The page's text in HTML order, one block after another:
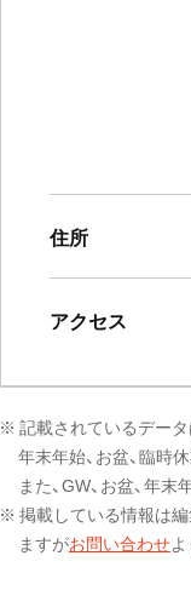
住所
アクセス
※ 記載されているデータ
年末年始、お盆、臨時
また、GW、お盆、年
※ 掲載している情報は
ますがお問い合わせ